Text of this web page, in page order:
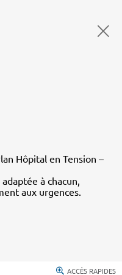
Hôpital en Tension –
à chacun,
aux urgences.
ACCÈS RAPIDES